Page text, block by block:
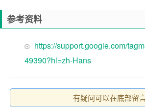
参考资料
https://support.google.com/
49390?hl=zh-Hans
有疑问可以在底部留